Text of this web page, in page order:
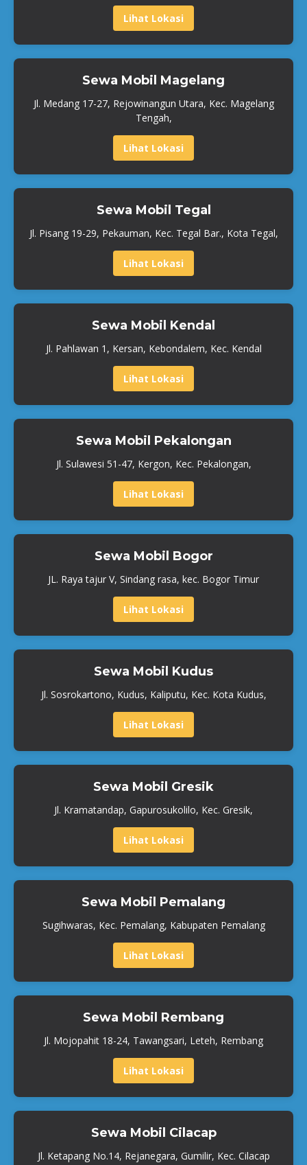
Lihat Lokasi
Sewa Mobil Magelang
Jl. Medang 17-27, Rejowinangun Utara, Kec. Magelang
Tengah,
Lihat Lokasi
Sewa Mobil Tegal
Jl. Pisang 19-29, Pekauman, Kec. Tegal Bar., Kota Tegal,
Lihat Lokasi
Sewa Mobil Kendal
Jl. Pahlawan 1, Kersan, Kebondalem, Kec. Kendal
Lihat Lokasi
Sewa Mobil Pekalongan
Jl. Sulawesi 51-47, Kergon, Kec. Pekalongan,
Lihat Lokasi
Sewa Mobil Bogor
JL. Raya tajur V, Sindang rasa, kec. Bogor Timur
Lihat Lokasi
Sewa Mobil Kudus
Jl. Sosrokartono, Kudus, Kaliputu, Kec. Kota Kudus,
Lihat Lokasi
Sewa Mobil Gresik
Jl. Kramatandap, Gapurosukolilo, Kec. Gresik,
Lihat Lokasi
Sewa Mobil Pemalang
Sugihwaras, Kec. Pemalang, Kabupaten Pemalang
Lihat Lokasi
Sewa Mobil Rembang
Jl. Mojopahit 18-24, Tawangsari, Leteh, Rembang
Lihat Lokasi
Sewa Mobil Cilacap
Jl. Ketapang No.14, Rejanegara, Gumilir, Kec. Cilacap